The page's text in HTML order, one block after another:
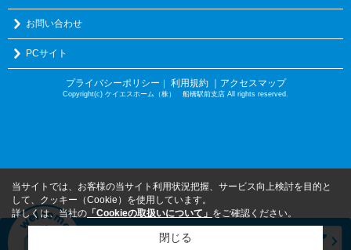
お問い合わせ
PCサイト
プライバシーポリシー ｜ 利用規約 ｜アクセスマップ
Copyright(c) ケイエスホーム（株） 船橋駅前支店 All rights reserved.
当サイトでは、お客様の当サイト利用状況把握、サービス向上検討を目的と
して、クッキー（Cookie）を使用しています。
詳しくは、当社の 「Cookieの取扱いについて」 をご確認ください。
閉じる